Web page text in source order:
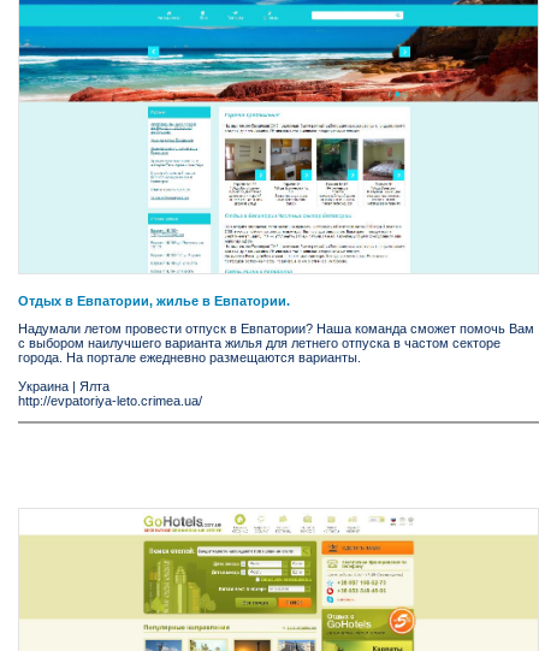
Отдых в Евпатории, жилье в Евпатории.
Надумали летом провести отпуск в Евпатории? Наша команда сможет помочь Вам
с выбором наилучшего варианта жилья для летнего отпуска в частом секторе
города. На портале ежедневно размещаются варианты.
Украина | Ялта
http://evpatoriya-leto.crimea.ua/